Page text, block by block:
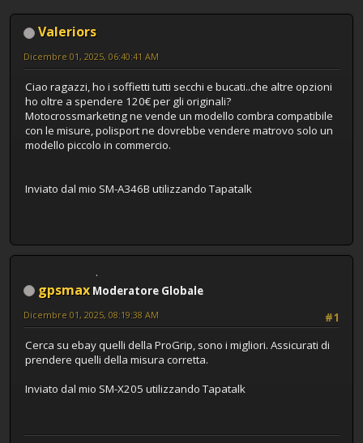
Valeriors
Dicembre 01, 2025, 06:40:41 AM
Ciao ragazzi, ho i soffietti tutti secchi e bucati..che altre opzioni
ho oltre a spendere 120€ per gli originali?
Motocrossmarketing ne vende un modello combra compatibile
con le misure, polisport ne dovrebbe vendere matrovo solo un
modello piccolo in commercio.
Inviato dal mio SM-A346B utilizzando Tapatalk
gpsmax Moderatore Globale
#1
Dicembre 01, 2025, 08:19:38 AM
Cerca su ebay quelli della ProGrip, sono i migliori. Assicurati di
prendere quelli della misura corretta.
Inviato dal mio SM-X205 utilizzando Tapatalk